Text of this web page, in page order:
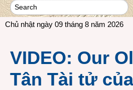
Chủ nhật ngày 09 tháng 8 năm 2026
VIDEO: Our
Tân Tài tử